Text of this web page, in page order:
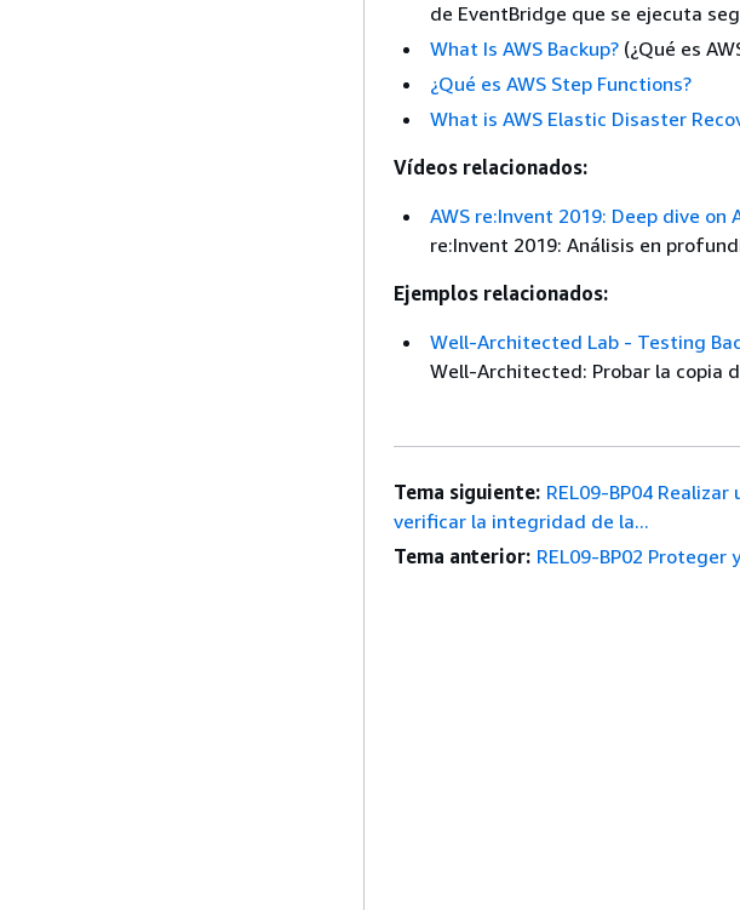
de EventBridge que se ejecuta
What Is AWS Backup? (¿Qué es
¿Qué es AWS Step Functions?
What is AWS Elastic Disaster
Vídeos relacionados:
AWS re:Invent 2019: Deep dive on
re:Invent 2019: Análisis en
Ejemplos relacionados:
Well-Architected Lab - Testing
Well-Architected: Probar la copia
Tema siguiente: REL09-BP04
verificar la integridad de la...
Tema anterior: REL09-BP02